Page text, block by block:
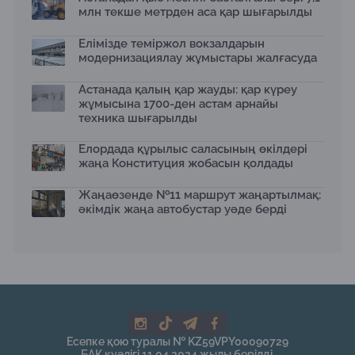
млн текше метрден аса қар шығарылды
Елімізде теміржол вокзалдарын
модернизациялау жұмыстары жалғасуда
Астанада қалың қар жауды: қар күреу
жұмысына 1700-ден астам арнайы
техника шығарылды
Елордада құрылыс саласының өкілдері
жаңа Конституция жобасын қолдады
Жаңаөзенде №11 маршрут жаңартылмақ:
әкімдік жаңа автобустар уәде берді
Есепке қою туралы № KZ59VPY00090729